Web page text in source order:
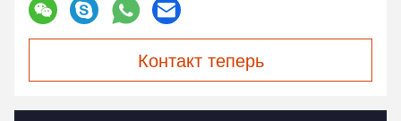
Контакт теперь